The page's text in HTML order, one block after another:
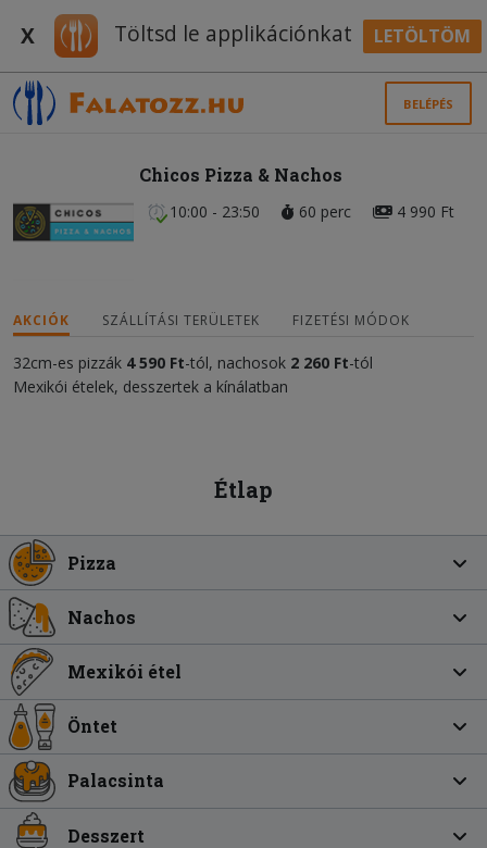
X Töltsd le applikációnkat LETÖLTÖM
BELÉPÉS
Chicos Pizza & Nachos
10:00 - 23:50 60 perc 4 990 Ft
AKCIÓK SZÁLLÍTÁSI TERÜLETEK FIZETÉSI MÓDOK
32cm-es pizzák 4 590 Ft-tól, nachosok 2 260 Ft-tól
Mexikói ételek, desszertek a kínálatban
Étlap
Pizza
Nachos
Mexikói étel
Öntet
Palacsinta
Desszert